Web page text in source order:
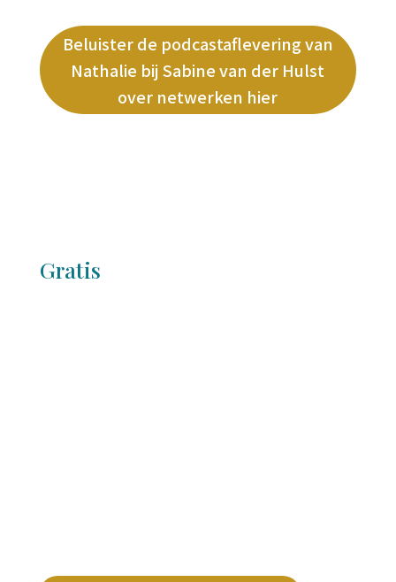
Beluister de podcastaflevering van
Nathalie bij Sabine van der Hulst
over netwerken hier
Gratis